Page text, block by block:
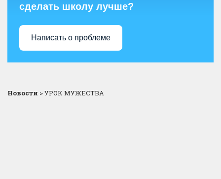
сделать школу лучше?
Написать о проблеме
Новости >УРОК МУЖЕСТВА